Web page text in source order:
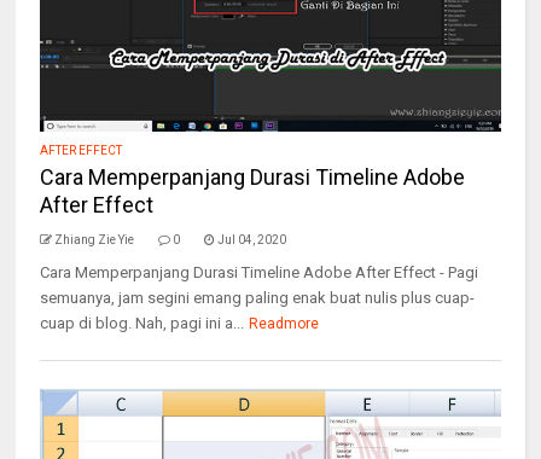
AFTER EFFECT
Cara Memperpanjang Durasi Timeline Adobe
After Effect
Zhiang Zie Yie 0 Jul 04, 2020
Cara Memperpanjang Durasi Timeline Adobe After Effect - Pagi
semuanya, jam segini emang paling enak buat nulis plus cuap-
cuap di blog. Nah, pagi ini a... Readmore